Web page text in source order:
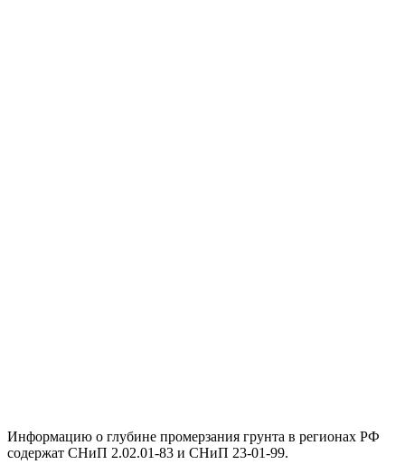
Информацию о глубине промерзания грунта в регионах РФ
содержат СНиП 2.02.01-83 и СНиП 23-01-99.